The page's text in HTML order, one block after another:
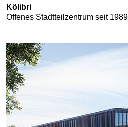
Kölibri
Offenes Stadtteilzentrum seit 1989